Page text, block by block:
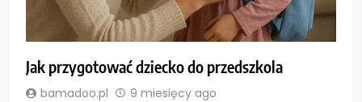
Jak przygotować dziecko do przedszkola
bamadoo.pl 9 miesięcy ago